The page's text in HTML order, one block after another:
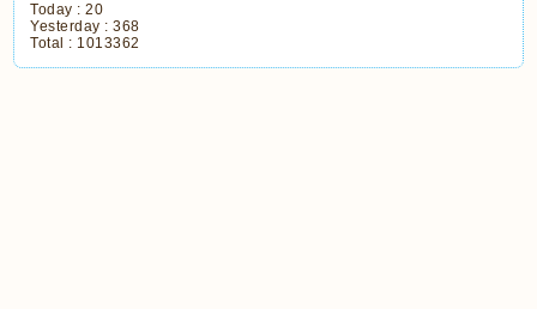
Today :20
Yesterday :368
Total : 1013362